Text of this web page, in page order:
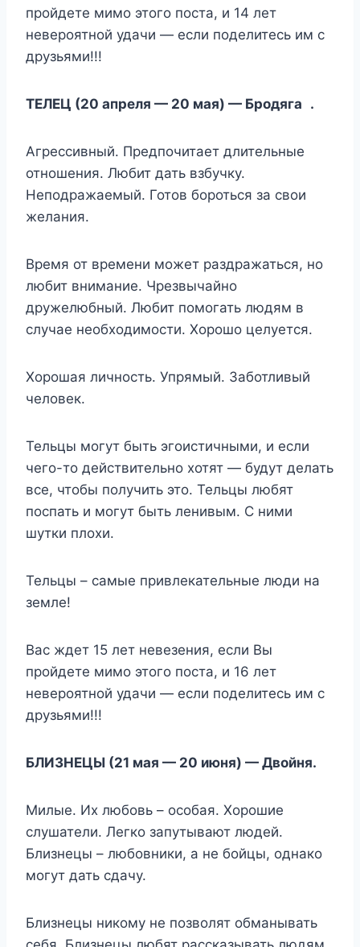
пройдете мимо этого поста, и 14 лет
невероятной удачи — если поделитесь им с
друзьями!!!
ТЕЛЕЦ (20 апреля — 20 мая) — Бродяга .
Агрессивный. Предпочитает длительные
отношения. Любит дать взбучку.
Неподражаемый. Готов бороться за свои
желания.
Время от времени может раздражаться, но
любит внимание. Чрезвычайно
дружелюбный. Любит помогать людям в
случае необходимости. Хорошо целуется.
Хорошая личность. Упрямый. Заботливый
человек.
Тельцы могут быть эгоистичными, и если
чего-то действительно хотят — будут делать
все, чтобы получить это. Тельцы любят
поспать и могут быть ленивым. С ними
шутки плохи.
Тельцы – самые привлекательные люди на
земле!
Вас ждет 15 лет невезения, если Вы
пройдете мимо этого поста, и 16 лет
невероятной удачи — если поделитесь им с
друзьями!!!
БЛИЗНЕЦЫ (21 мая — 20 июня) — Двойня.
Милые. Их любовь – особая. Хорошие
слушатели. Легко запутывают людей.
Близнецы – любовники, а не бойцы, однако
могут дать сдачу.
Близнецы никому не позволят обманывать